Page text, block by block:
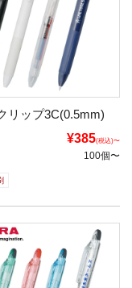
リップ3C(0.5mm)
¥385(税込)〜
100個〜